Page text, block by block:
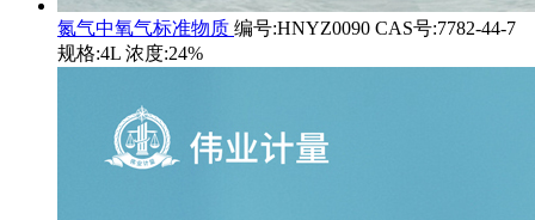
氮气中氧气标准物质 编号:HNYZ0090 CAS号:7782-44-7
规格:4L 浓度:24%